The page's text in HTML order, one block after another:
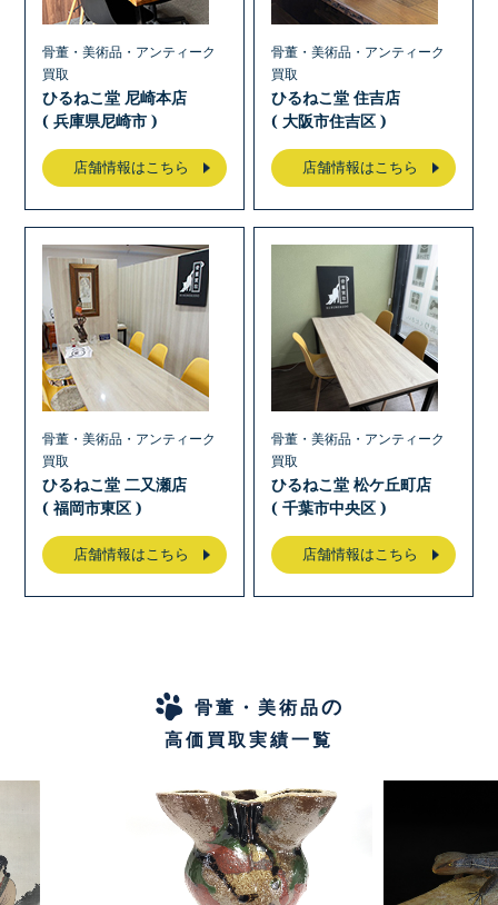
骨董・美術品・アンティーク
買取
ひるねこ堂 尼崎本店
( 兵庫県尼崎市 )
店舗情報はこちら
骨董・美術品・アンティーク
買取
ひるねこ堂 住吉店
( 大阪市住吉区 )
店舗情報はこちら
骨董・美術品・アンティーク
買取
ひるねこ堂 二又瀬店
( 福岡市東区 )
店舗情報はこちら
骨董・美術品・アンティーク
買取
ひるねこ堂 松ケ丘町店
( 千葉市中央区 )
店舗情報はこちら
骨董・美術品の
高価買取実績一覧